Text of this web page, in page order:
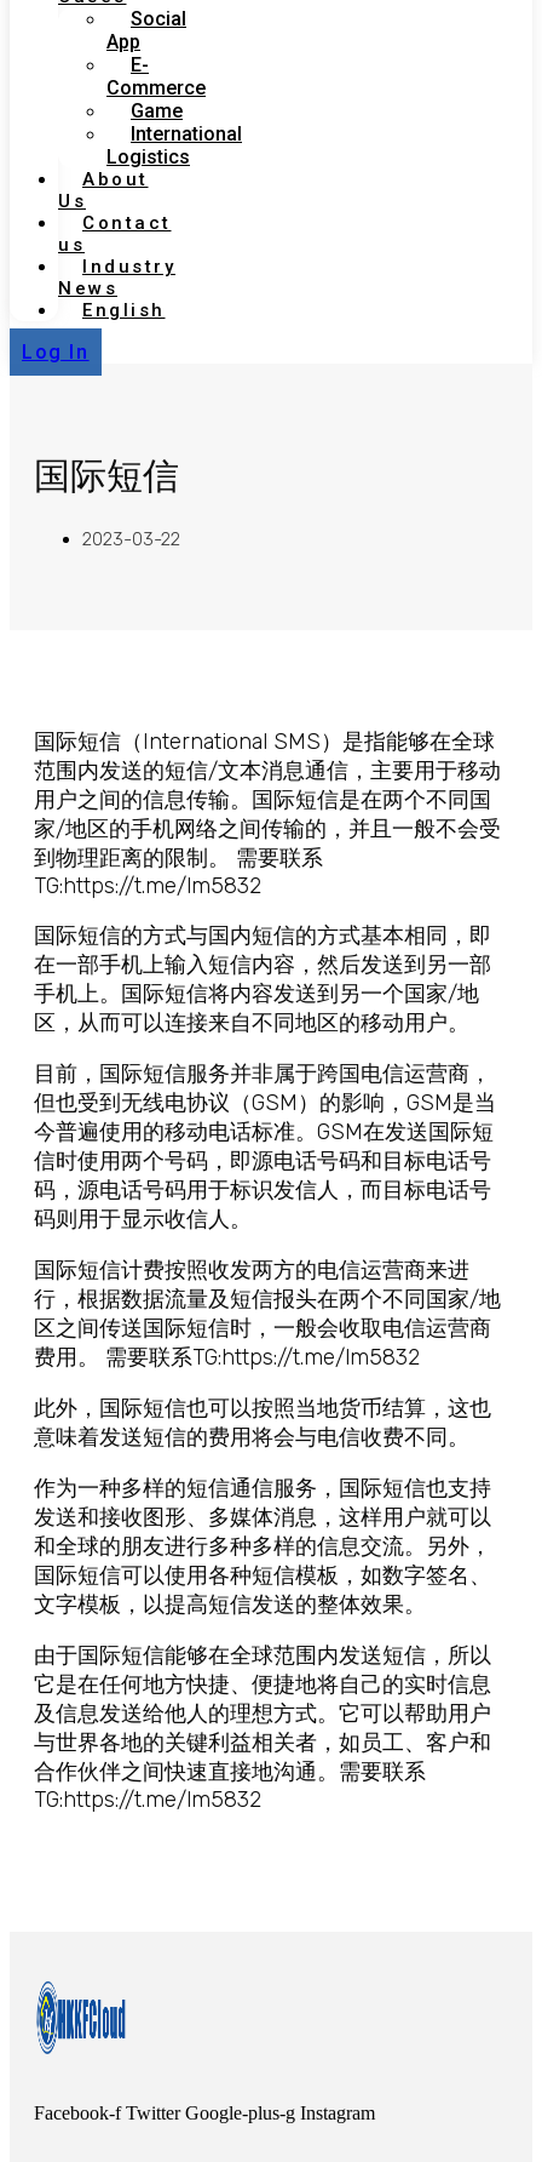
Social
App
E-
Commerce
Game
International
Logistics
About
Us
Contact
us
Industry
News
English
Log In
国际短信
2023-03-22
国际短信（International SMS）是指能够在全球
范围内发送的短信/文本消息通信，主要用于移动
用户之间的信息传输。国际短信是在两个不同国
家/地区的手机网络之间传输的，并且一般不会受
到物理距离的限制。 需要联系
TG:https://t.me/lm5832
国际短信的方式与国内短信的方式基本相同，即
在一部手机上输入短信内容，然后发送到另一部
手机上。国际短信将内容发送到另一个国家/地
区，从而可以连接来自不同地区的移动用户。
目前，国际短信服务并非属于跨国电信运营商，
但也受到无线电协议（GSM）的影响，GSM是当
今普遍使用的移动电话标准。GSM在发送国际短
信时使用两个号码，即源电话号码和目标电话号
码，源电话号码用于标识发信人，而目标电话号
码则用于显示收信人。
国际短信计费按照收发两方的电信运营商来进
行，根据数据流量及短信报头在两个不同国家/地
区之间传送国际短信时，一般会收取电信运营商
费用。 需要联系TG:https://t.me/lm5832
此外，国际短信也可以按照当地货币结算，这也
意味着发送短信的费用将会与电信收费不同。
作为一种多样的短信通信服务，国际短信也支持
发送和接收图形、多媒体消息，这样用户就可以
和全球的朋友进行多种多样的信息交流。另外，
国际短信可以使用各种短信模板，如数字签名、
文字模板，以提高短信发送的整体效果。
由于国际短信能够在全球范围内发送短信，所以
它是在任何地方快捷、便捷地将自己的实时信息
及信息发送给他人的理想方式。它可以帮助用户
与世界各地的关键利益相关者，如员工、客户和
合作伙伴之间快速直接地沟通。需要联系
TG:https://t.me/lm5832
Facebook-f Twitter Google-plus-g Instagram